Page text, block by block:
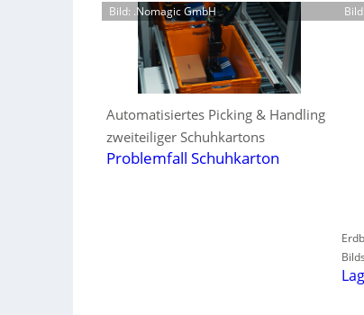
Bild: .Nomagic GmbH
Automatisiertes Picking & Handling
zweiteiliger Schuhkartons
Problemfall Schuhkarton